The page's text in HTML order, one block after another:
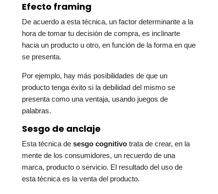
Efecto framing
De acuerdo a esta técnica, un factor determinante a la
hora de tomar tu decisión de compra, es inclinarte
hacia un producto u otro, en función de la forma en que
se presenta.
Por ejemplo, hay más posibilidades de que un
producto tenga éxito si la debilidad del mismo se
presenta como una ventaja, usando juegos de
palabras.
Sesgo de anclaje
Esta técnica de sesgo cognitivotrata de crear, en la
mente de los consumidores, un recuerdo de una
marca, producto o servicio. El resultado del uso de
esta técnica es la venta del producto.